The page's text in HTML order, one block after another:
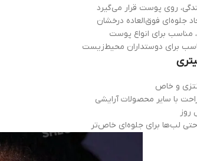
روی پوست قرار می‌گیرد
جلوه‌ای فوق‌العاده درخشان
مناسب برای انواع پوست
برای دوستداران محیط‌زیست
و خاص
با سایر محصولات آرایشی
روز
لب‌ها برای جلوه‌ای خاص‌تر